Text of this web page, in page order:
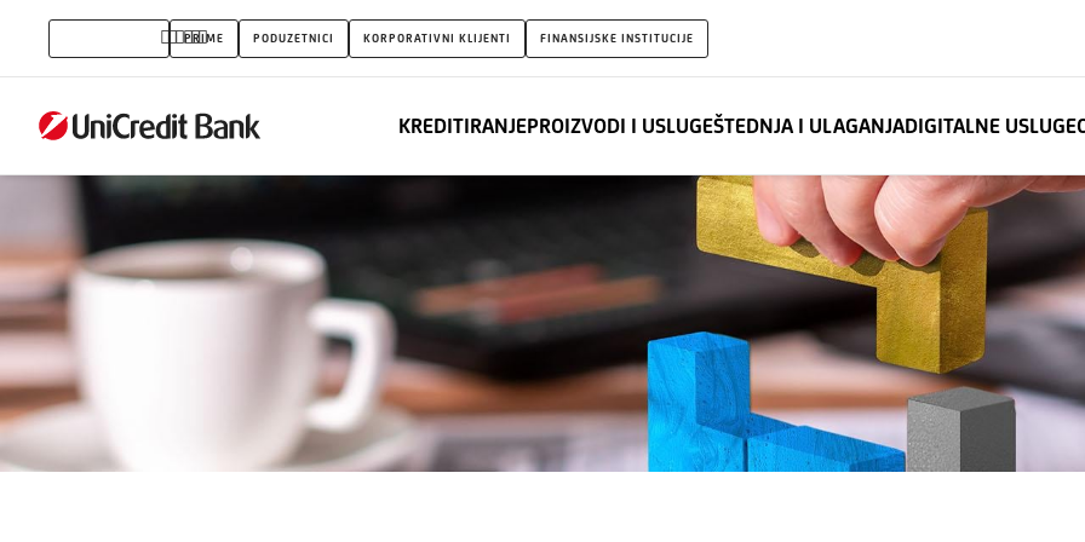
Paket
računi
PRIME PODUZETNICI KORPORATIVNI KLIJENTI FINANSIJSKE INSTITUCIJE
KREDITIRANJEPROIZVODI I USLUGEŠTEDNJA I ULAGANJADIGITALNE USLUGE